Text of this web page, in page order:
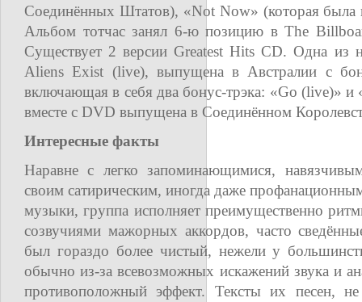
Соединённых Штатов), «Not Now» (которая была
Альбом тотчас занял 6-ю позицию в The
Существует 2 версии Greatest Hits CD. Одна из
Aliens Exist (live), выпущена в Австралии с
включающая в себя два бонус-трэка: «Go (live)» и
вместе с DVD выпущена в Соединённом
Интересные факты
Наравне с легко запоминающимися,
своим сатирическим, иногда даже
музыки, группа исполняет преимущественно
созвучиями мажорных аккордов, часто
был гораздо более чистый, нежели у
обычно из-за всевозможных искажений звука и
противоположный эффект. Тексты их песен,